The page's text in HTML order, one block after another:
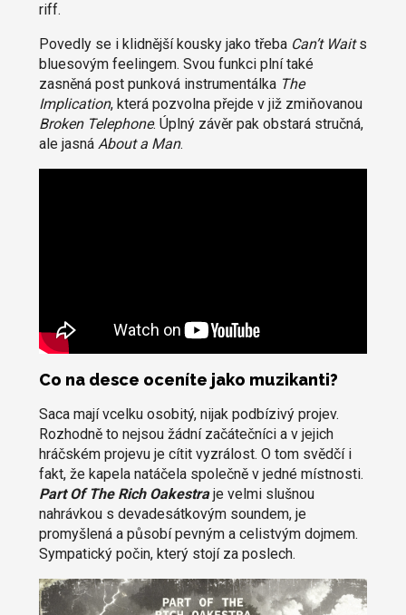
riff.
Povedly se i klidnější kousky jako třeba Can’t Waits
bluesovým feelingem. Svou funkci plní také
zasněná post punková instrumentálka The
Implication, která pozvolna přejde v již zmiňovanou
Broken Telephone. Úplný závěr pak obstará stručná,
ale jasná About a Man.
Co na desce oceníte jako muzikanti?
Saca mají vcelku osobitý, nijak podbízivý projev.
Rozhodně to nejsou žádní začátečníci a v jejich
hráčském projevu je cítit vyzrálost. O tom svědčí i
fakt, že kapela natáčela společně v jedné místnosti.
Part Of The Rich Oakestraje velmi slušnou
nahrávkou s devadesátkovým soundem, je
promyšlená a působí pevným a celistvým dojmem.
Sympatický počin, který stojí za poslech.